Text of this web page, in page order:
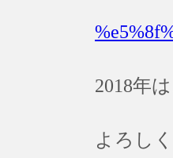
2018年
よろし